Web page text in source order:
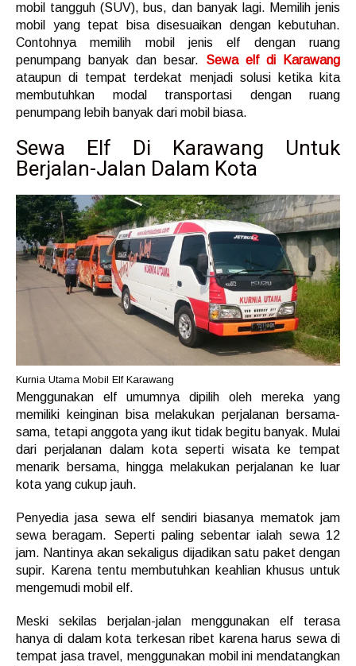
mobil tangguh (SUV), bus, dan banyak lagi. Memilih jenis
mobil yang tepat bisa disesuaikan dengan kebutuhan.
Contohnya memilih mobil jenis elf dengan ruang
penumpang banyak dan besar. Sewa elf di Karawang
ataupun di tempat terdekat menjadi solusi ketika kita
membutuhkan modal transportasi dengan ruang
penumpang lebih banyak dari mobil biasa.
Sewa Elf Di Karawang Untuk
Berjalan-Jalan Dalam Kota
Kurnia Utama Mobil Elf Karawang
Menggunakan elf umumnya dipilih oleh mereka yang
memiliki keinginan bisa melakukan perjalanan bersama-
sama, tetapi anggota yang ikut tidak begitu banyak. Mulai
dari perjalanan dalam kota seperti wisata ke tempat
menarik bersama, hingga melakukan perjalanan ke luar
kota yang cukup jauh.
Penyedia jasa sewa elf sendiri biasanya mematok jam
sewa beragam. Seperti paling sebentar ialah sewa 12
jam. Nantinya akan sekaligus dijadikan satu paket dengan
supir. Karena tentu membutuhkan keahlian khusus untuk
mengemudi mobil elf.
Meski sekilas berjalan-jalan menggunakan elf terasa
hanya di dalam kota terkesan ribet karena harus sewa di
tempat jasa travel, menggunakan mobil ini mendatangkan